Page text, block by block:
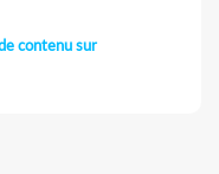
contenu sur